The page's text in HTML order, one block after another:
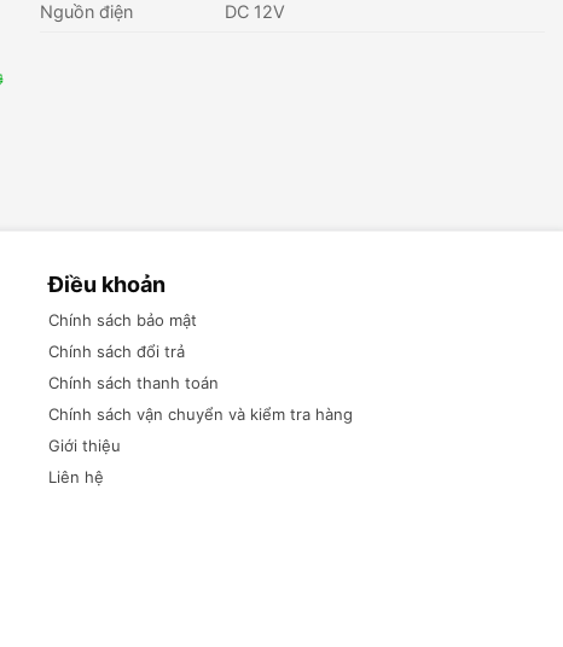
IPC322LB-DSF28K-G
Nguồn điện
DC 12V
Điều khoản
Chính sách bảo mật
Chính sách đổi trả
Chính sách thanh toán
Chính sách vận chuyển và kiểm tra hàng
Giới thiệu
Liên hệ